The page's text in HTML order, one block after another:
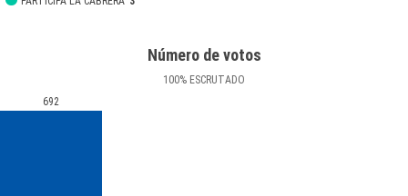
Número de votos
100% ESCRUTADO
692